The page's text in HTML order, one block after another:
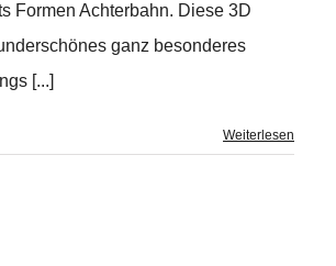
Formen Achterbahn. Diese 3D
ganz besonderes
[...]
Weiterlesen